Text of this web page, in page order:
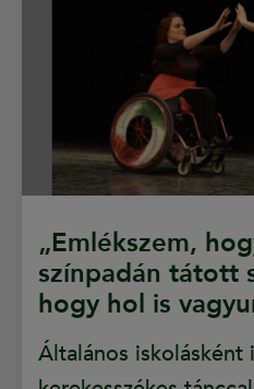
„Emlékszem,
színpadán tátott
hogy hol is
Általános